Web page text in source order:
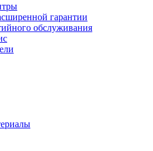
гарантии
обслуживания